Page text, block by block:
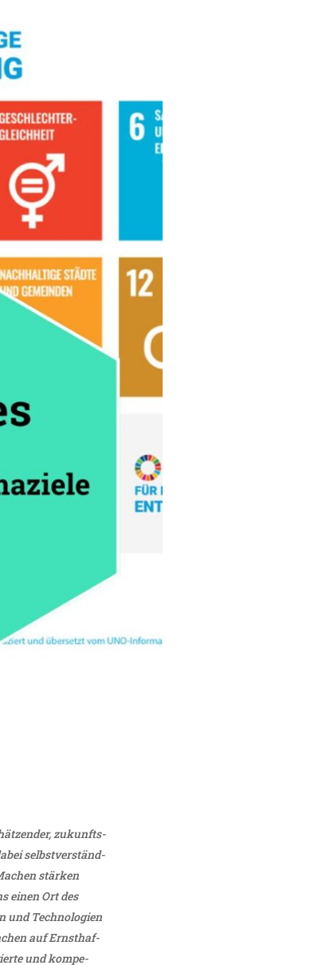
zukunfts­
selbst­ver­ständ­
stärken
einen Ort des
und Tech­no­lo­gien
auf Ernst­haf­
und kompe­